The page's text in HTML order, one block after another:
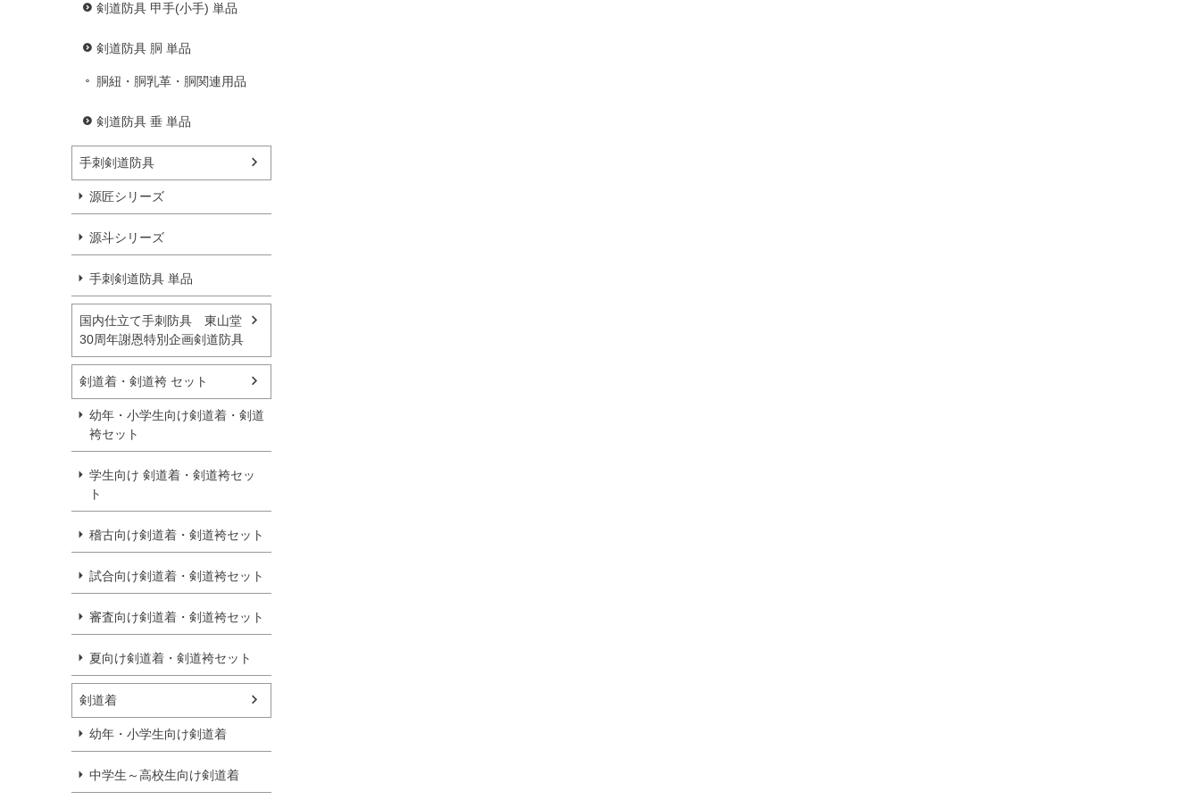
剣道防具 甲手(小手) 単品
剣道防具 胴 単品
胴紐・胴乳革・胴関連用品
剣道防具 垂 単品
手刺剣道防具
源匠シリーズ
源斗シリーズ
手刺剣道防具 単品
国内仕立て手刺防具 東山堂
30周年謝恩特別企画剣道防具
剣道着・剣道袴 セット
幼年・小学生向け剣道着・剣道
袴セット
学生向け 剣道着・剣道袴セッ
ト
稽古向け剣道着・剣道袴セット
試合向け剣道着・剣道袴セット
審査向け剣道着・剣道袴セット
夏向け剣道着・剣道袴セット
剣道着
幼年・小学生向け剣道着
中学生～高校生向け剣道着